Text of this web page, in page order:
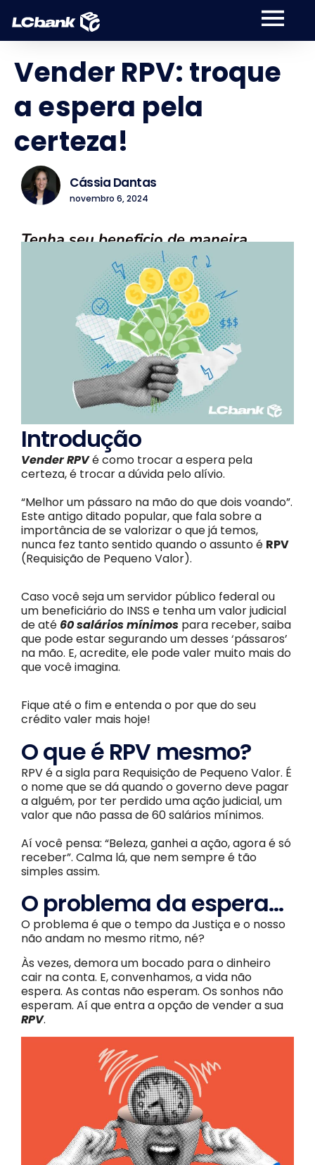
Vender RPV: troque
a espera pela
certeza!
Cássia Dantas
novembro 6, 2024
Tenha seu beneficio de maneira
permanente!
Introdução
Vender RPVé como trocar a espera pela
certeza, é trocar a dúvida pelo alívio.
“Melhor um pássaro na mão do que dois voando”.
Este antigo ditado popular, que fala sobre a
importância de se valorizar o que já temos,
nunca fez tanto sentido quando o assunto é RPV
(Requisição de Pequeno Valor).
Caso você seja um servidor público federal ou
um beneficiário do INSS e tenha um valor judicial
de até 60 salários mínimos para receber, saiba
que pode estar segurando um desses ‘pássaros’
na mão. E, acredite, ele pode valer muito mais do
que você imagina.
Fique até o fim e entenda o por que do seu
crédito valer mais hoje!
O que é RPV mesmo?
RPV é a sigla para Requisição de Pequeno Valor. É
o nome que se dá quando o governo deve pagar
a alguém, por ter perdido uma ação judicial, um
valor que não passa de 60 salários mínimos.
Aí você pensa: “Beleza, ganhei a ação, agora é só
receber”. Calma lá, que nem sempre é tão
simples assim.
O problema da espera...
O problema é que o tempo da Justiça e o nosso
não andam no mesmo ritmo, né?
Às vezes, demora um bocado para o dinheiro
cair na conta. E, convenhamos, a vida não
espera. As contas não esperam. Os sonhos não
esperam. Aí que entra a opção de vender a sua
RPV.